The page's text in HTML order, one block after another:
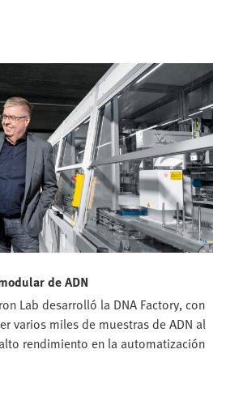
de ADN
Lab desarrolló la DNA Factory, con
varios miles de muestras de ADN al
rendimiento en la automatización